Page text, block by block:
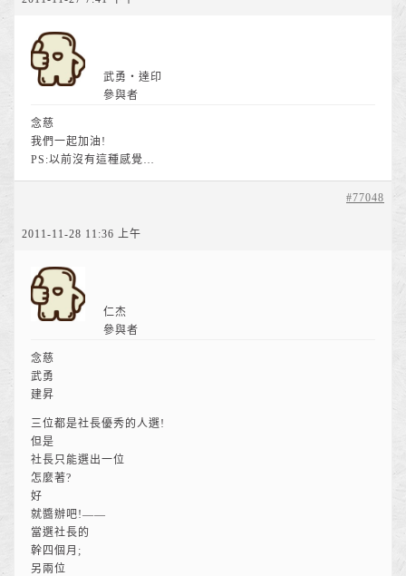
武勇‧達印
參與者
念慈
我們一起加油!
PS:以前沒有這種感覺…
2011-11-28 11:36 上午
#77048
仁杰
參與者
念慈
武勇
建昇
三位都是社長優秀的人選!
但是
社長只能選出一位
怎麼著?
好
就醬辦吧!——
當選社長的
幹四個月;
另兩位